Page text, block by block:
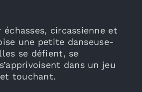
échasses, circassienne et
une petite danseuse-
se défient, se
dans un jeu
touchant.